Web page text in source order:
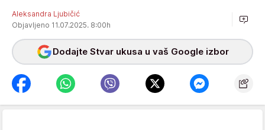
Aleksandra Ljubičić
Objavljeno 11.07.2025. 8:00h
Dodajte Stvar ukusa u vaš Google izbor